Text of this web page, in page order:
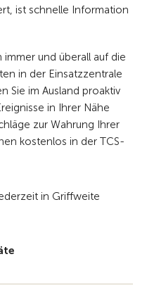
ist schnelle Information
immer und überall auf die
in der Einsatzzentrale
Sie im Ausland proaktiv
in Ihrer Nähe
zur Wahrung Ihrer
kostenlos in der TCS-
in Griffweite